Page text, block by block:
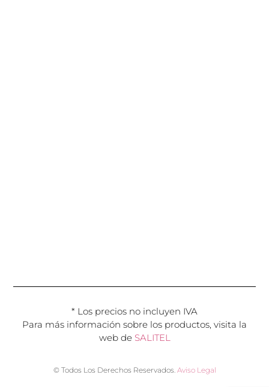
* Los precios no incluyen IVA
Para más información sobre los productos, visita la
web de SALITEL
© Todos Los Derechos Reservados. Aviso Legal